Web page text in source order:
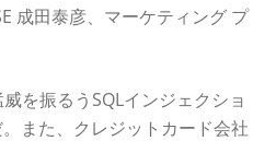
成田泰彦、マーケティング プ
を振るうSQLインジェクショ
また、クレジットカード会社